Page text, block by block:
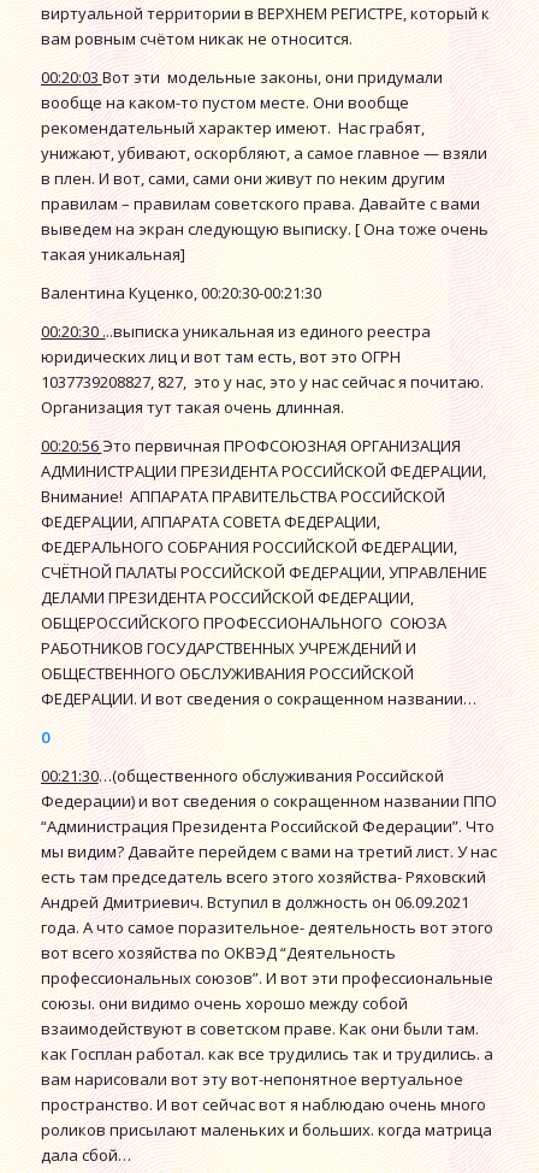
виртуальной территории в ВЕРХНЕМ РЕГИСТРЕ, который к
вам ровным счётом никак не относится.
00:20:03Вот эти модельные законы, они придумали
вообще на каком-то пустом месте. Они вообще
рекомендательный характер имеют. Нас грабят,
унижают, убивают, оскорбляют, а самое главное — взяли
в плен. И вот, сами, сами они живут по неким другим
правилам – правилам советского права. Давайте с вами
выведем на экран следующую выписку. [ Она тоже очень
такая уникальная]
Валентина Куценко, 00:20:30-00:21:30
00:20:30 ...выписка уникальная из единого реестра
юридических лиц и вот там есть, вот это ОГРН
1037739208827, 827, это у нас, это у нас сейчас я почитаю.
Организация тут такая очень длинная.
00:20:56Это первичная ПРОФСОЮЗНАЯ ОРГАНИЗАЦИЯ
АДМИНИСТРАЦИИ ПРЕЗИДЕНТА РОССИЙСКОЙ ФЕДЕРАЦИИ,
Внимание! АППАРАТА ПРАВИТЕЛЬСТВА РОССИЙСКОЙ
ФЕДЕРАЦИИ, АППАРАТА СОВЕТА ФЕДЕРАЦИИ,
ФЕДЕРАЛЬНОГО СОБРАНИЯ РОССИЙСКОЙ ФЕДЕРАЦИИ,
СЧЁТНОЙ ПАЛАТЫ РОССИЙСКОЙ ФЕДЕРАЦИИ, УПРАВЛЕНИЕ
ДЕЛАМИ ПРЕЗИДЕНТА РОССИЙСКОЙ ФЕДЕРАЦИИ,
ОБЩЕРОССИЙСКОГО ПРОФЕССИОНАЛЬНОГО СОЮЗА
РАБОТНИКОВ ГОСУДАРСТВЕННЫХ УЧРЕЖДЕНИЙ И
ОБЩЕСТВЕННОГО ОБСЛУЖИВАНИЯ РОССИЙСКОЙ
ФЕДЕРАЦИИ. И вот сведения о сокращенном названии…
0
00:21:30…(общественного обслуживания Российской
Федерации) и вот сведения о сокращенном названии ППО
“Администрация Президента Российской Федерации”. Что
мы видим? Давайте перейдем с вами на третий лист. У нас
есть там председатель всего этого хозяйства- Ряховский
Андрей Дмитриевич. Вступил в должность он 06.09.2021
года. А что самое поразительное- деятельность вот этого
вот всего хозяйства по ОКВЭД “Деятельность
профессиональных союзов”. И вот эти профессиональные
союзы. они видимо очень хорошо между собой
взаимодействуют в советском праве. Как они были там.
как Госплан работал. как все трудились так и трудились. а
вам нарисовали вот эту вот-непонятное вертуальное
пространство. И вот сейчас вот я наблюдаю очень много
роликов присылают маленьких и больших. когда матрица
дала сбой…